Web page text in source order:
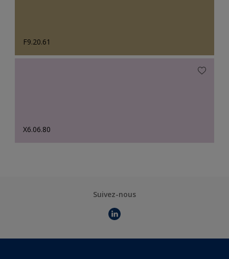
F9.20.61
X6.06.80
Suivez-nous